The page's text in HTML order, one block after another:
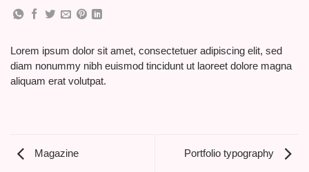
Lorem ipsum dolor sit amet, consectetuer adipiscing elit, sed
diam nonummy nibh euismod tincidunt ut laoreet dolore magna
aliquam erat volutpat.
Magazine Portfolio typography